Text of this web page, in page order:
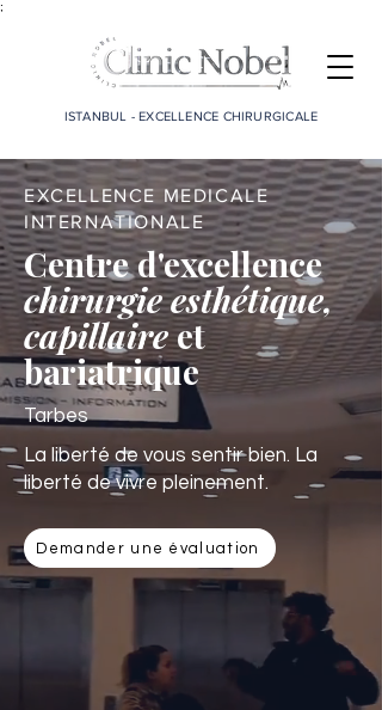
;
ISTANBUL - EXCELLENCE CHIRURGICALE
EXCELLENCE MEDICALE
INTERNATIONALE
Centre d'excellence
chirurgie esthétique,
capillaireet
bariatrique
Tarbes
La liberté de vous sentir bien. La
liberté de vivre pleinement.
Demander une évaluation